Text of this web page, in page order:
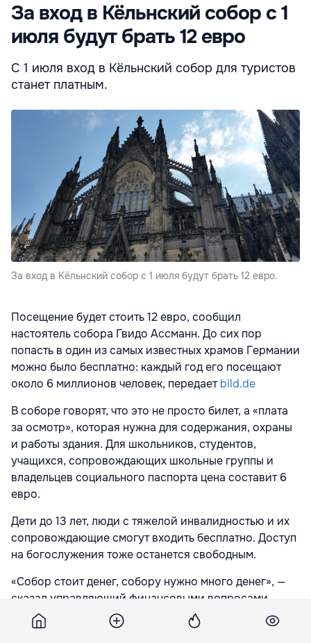
За вход в Кёльнский собор с 1
июля будут брать 12 евро
С 1 июля вход в Кёльнский собор для туристов
станет платным.
За вход в Кёльнский собор с 1 июля будут брать 12 евро.
Посещение будет стоить 12 евро, сообщил
настоятель собора Гвидо Ассманн. До сих пор
попасть в один из самых известных храмов Германии
можно было бесплатно: каждый год его посещают
около 6 миллионов человек, передаетbild.de
В соборе говорят, что это не просто билет, а «плата
за осмотр», которая нужна для содержания, охраны
и работы здания. Для школьников, студентов,
учащихся, сопровождающих школьные группы и
владельцев социального паспорта цена составит 6
евро.
Дети до 13 лет, люди с тяжелой инвалидностью и их
сопровождающие смогут входить бесплатно. Доступ
на богослужения тоже останется свободным.
«Собор стоит денег, собору нужно много денег», —
сказал управляющий финансовыми вопросами
собора Клеменс ван де Вен.